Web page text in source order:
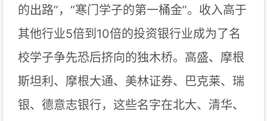
的出路”，“寒门学子的第一桶金”。收入高于
其他行业5倍到10倍的投资银行业成为了名
校学子争先恐后挤向的独木桥。高盛、摩根
斯坦利、摩根大通、美林证券、巴克莱、瑞
银、德意志银行，这些名字在北大、清华、